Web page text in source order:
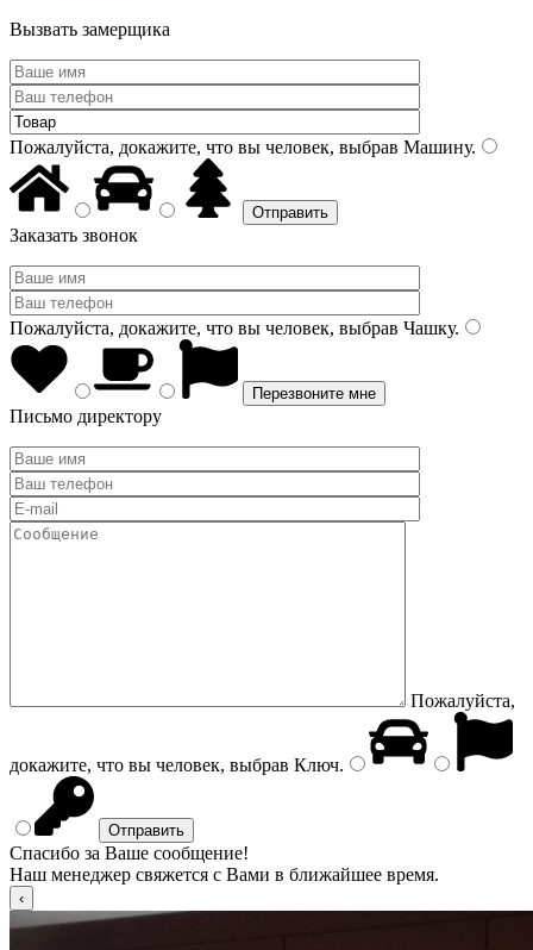
Вызвать замерщика
Пожалуйста, докажите, что вы человек, выбрав Машину.
Заказать звонок
Пожалуйста, докажите, что вы человек, выбрав Чашку.
Письмо директору
Пожалуйста,
докажите, что вы человек, выбрав Ключ.
Спасибо за Ваше сообщение!
Наш менеджер свяжется с Вами в ближайшее время.